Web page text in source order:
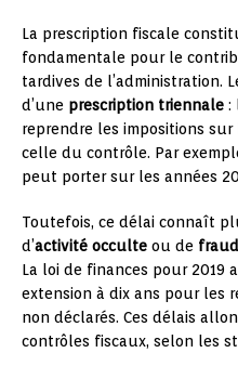
La prescription fiscale
fondamentale pour le
tardives de l’administration.
d’une prescription triennale :
reprendre les impositions
celle du contrôle. Par
peut porter sur les années
Toutefois, ce délai connaît
d’activité occulte ou de
La loi de finances pour
extension à dix ans pour les
non déclarés. Ces délais
contrôles fiscaux, selon les